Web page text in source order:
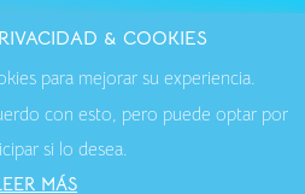
& COOKIES
para mejorar su experiencia.
con esto, pero puede optar por
si lo desea.
MÁS